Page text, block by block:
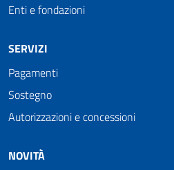
Enti e fondazioni
SERVIZI
Pagamenti
Sostegno
Autorizzazioni e concessioni
NOVITÀ